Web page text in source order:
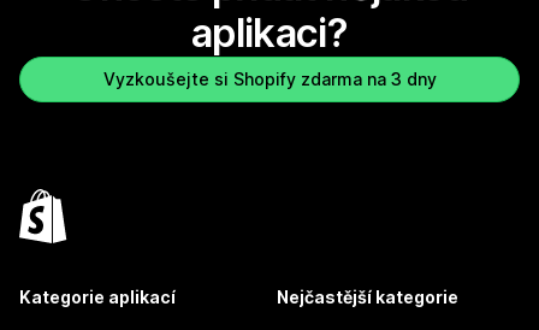
aplikaci?
Vyzkoušejte si Shopify zdarma na 3 dny
Kategorie aplikací Nejčastější kategorie